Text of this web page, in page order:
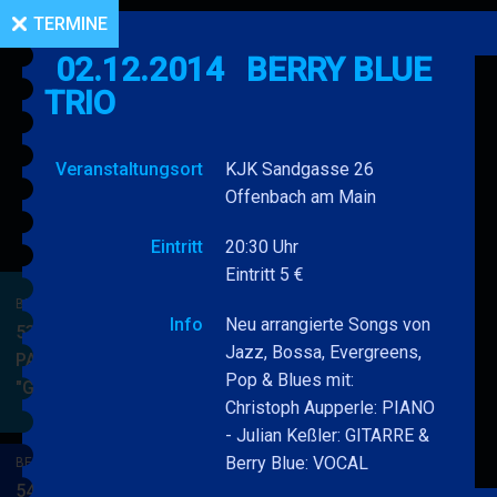
BERRY BLUE & BAND
53. JAZZ Matinee in den
PARKSIDE STUDIOS
"Gypsy Jazz"
BERRY BLUE & BAND
54. JAZZ Matinee in den
TERMINE
02.12.2014
BERRY BLUE
TRIO
Veranstaltungsort
KJK Sandgasse 26
Offenbach am Main
Eintritt
20:30 Uhr
Eintritt 5 €
Info
Neu arrangierte Songs von
Jazz, Bossa, Evergreens,
Pop & Blues mit:
Christoph Aupperle: PIANO
- Julian Keßler: GITARRE &
Berry Blue: VOCAL